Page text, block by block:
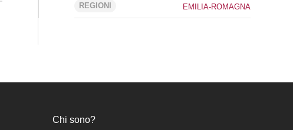
REGIONI EMILIA-ROMAGNA
Chi sono?